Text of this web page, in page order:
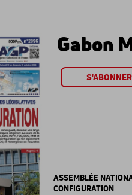
Gabon
S'ABONNER
ASSEMBLÉE
CONFIGURATION